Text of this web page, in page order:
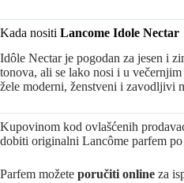
Kada nositi Lancome Idole Nectar
Idôle Nectar je pogodan za jesen i
tonova, ali se lako nosi i u
žele moderni, ženstveni i zavodljivi
Kupovinom kod ovlašćenih
dobiti originalni Lancôme parfem
Parfem možete poručiti online za